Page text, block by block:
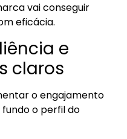
vai conseguir
eficácia.
e
claros
o engajamento
o perfil do